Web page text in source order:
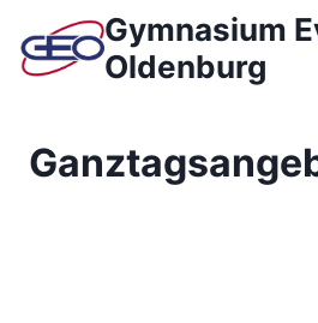
Inhalt
springen
Gymnasium
Oldenburg